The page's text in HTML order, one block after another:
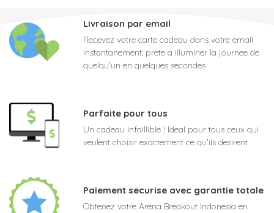
Livraison par email
Recevez votre carte cadeau dans votre email
instantanement, prete a illuminer la journee de
quelqu'un en quelques secondes
Parfaite pour tous
Un cadeau infaillible ! Ideal pour tous ceux qui
veulent choisir exactement ce qu'ils desirent
Paiement securise avec garantie totale
Obtenez votre Arena Breakout Indonesia en